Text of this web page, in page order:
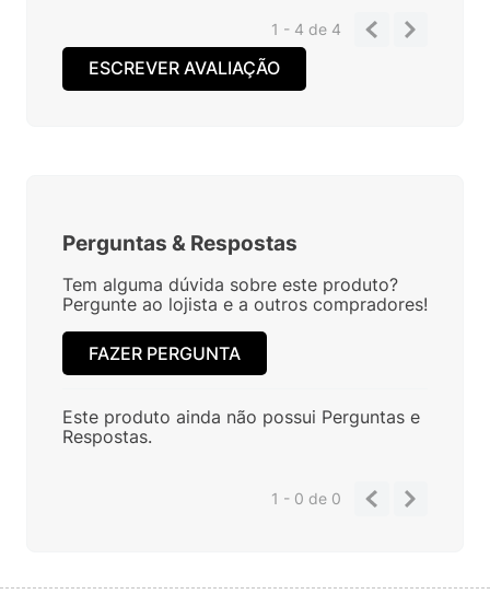
1 - 4de 4
ESCREVER AVALIAÇÃO
Perguntas & Respostas
Tem alguma dúvida sobre este produto?
Pergunte ao lojista e a outros compradores!
FAZER PERGUNTA
Este produto ainda não possui Perguntas e
Respostas.
1 - 0de 0